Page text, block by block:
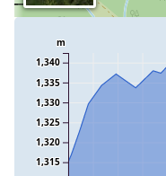
1,315
1,320
1,325
1,330
1,335
1,340
m